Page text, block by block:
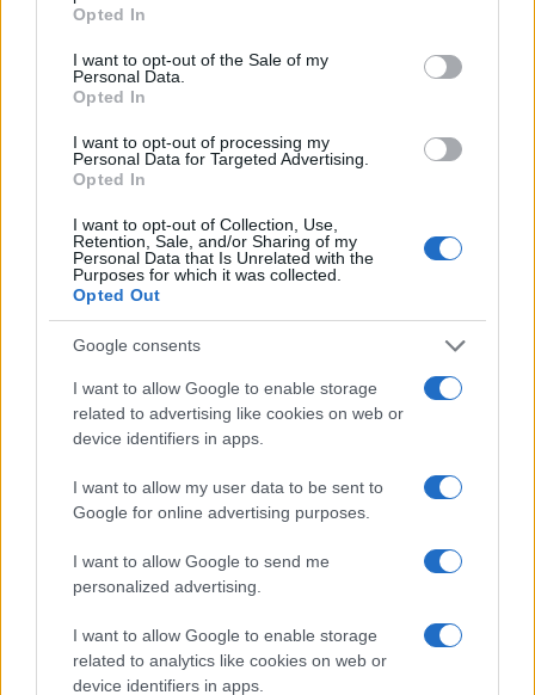
use your data for below specified purposes in below Google
consent section.
Opted In
I want to opt-out of the Sale of my
Personal Data.
Opted In
I want to opt-out of processing my
Personal Data for Targeted Advertising.
Opted In
I want to opt-out of Collection, Use,
Retention, Sale, and/or Sharing of my
Personal Data that Is Unrelated with the
Purposes for which it was collected.
Opted Out
Google consents
I want to allow Google to enable storage
related to advertising like cookies on web or
device identifiers in apps.
I want to allow my user data to be sent to
Google for online advertising purposes.
I want to allow Google to send me
personalized advertising.
I want to allow Google to enable storage
related to analytics like cookies on web or
device identifiers in apps.
Sigue leyendo